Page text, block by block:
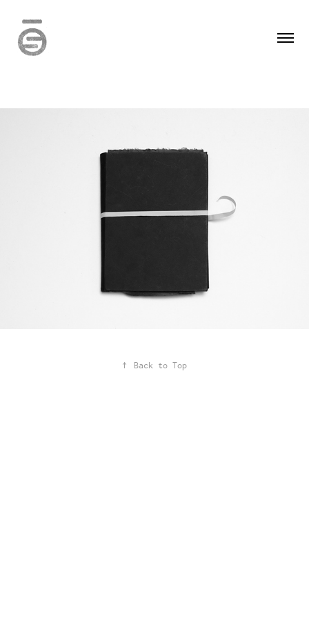
TourneSol - édition d'artiste
↑ Back to Top